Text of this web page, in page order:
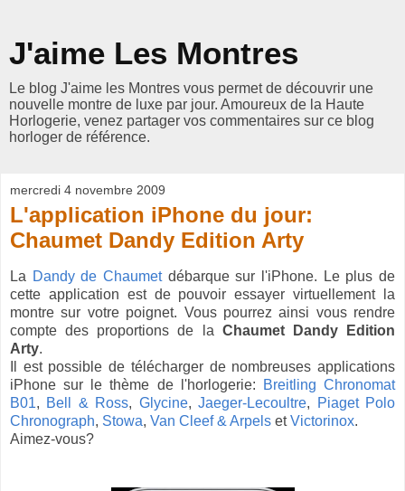
J'aime Les Montres
Le blog J'aime les Montres vous permet de découvrir une
nouvelle montre de luxe par jour. Amoureux de la Haute
Horlogerie, venez partager vos commentaires sur ce blog
horloger de référence.
mercredi 4 novembre 2009
L'application iPhone du jour:
Chaumet Dandy Edition Arty
La Dandy de Chaumetdébarque sur l'iPhone. Le plus de
cette application est de pouvoir essayer virtuellement la
montre sur votre poignet. Vous pourrez ainsi vous rendre
compte des proportions de la Chaumet Dandy Edition
Arty.
Il est possible de télécharger de nombreuses applications
iPhone sur le thème de l'horlogerie:
Breitling Chronomat
B01, Bell & Ross, Glycine,Jaeger-Lecoultre,
Piaget Polo
Chronograph, Stowa, Van Cleef & Arpels etVictorinox.
Aimez-vous?